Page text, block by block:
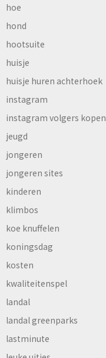
hoe
hond
hootsuite
huisje
huisje huren achterhoek
instagram
instagram volgers kopen
jeugd
jongeren
jongeren sites
kinderen
klimbos
koe knuffelen
koningsdag
kosten
kwaliteitenspel
landal
landal greenparks
lastminute